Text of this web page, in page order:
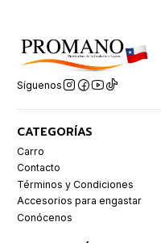
Síguenos
CATEGORÍAS
Carro
Contacto
Términos y Condiciones
Accesorios para engastar
Conócenos